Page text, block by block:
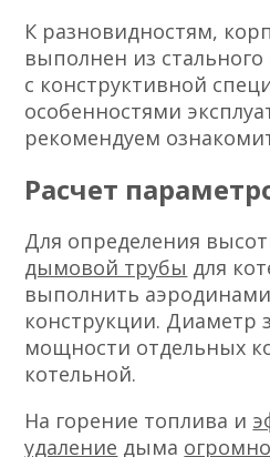
К разновидностям,
выполнен из стального
с конструктивной
особенностями
рекомендуем
Расчет
Для определения
дымовой трубы для
выполнить
конструкции. Диаметр
мощности отдельных
котельной.
На горение топлива и
удаление дыма